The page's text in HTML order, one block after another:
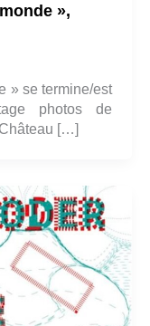
»,
» se termine/est
photos de
Château […]